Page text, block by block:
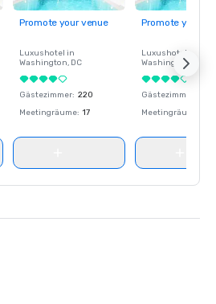
Promote your venue
Luxushotel in
Washington, DC
Gästezimmer: 220
Meetingräume: 17
Promote your
Luxushotel in
Washington
Gästezimmer
Meetingräume